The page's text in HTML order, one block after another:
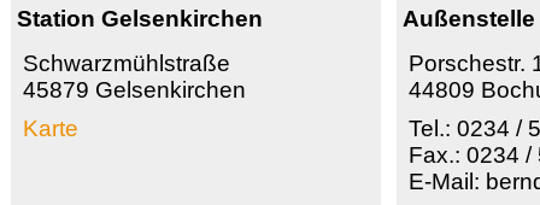
Station Gelsenkirchen
Schwarzmühlstraße
45879 Gelsenkirchen
Karte
Porschestr.
44809
Tel.: 0234 /
Fax.: 0234 /
E-Mail: